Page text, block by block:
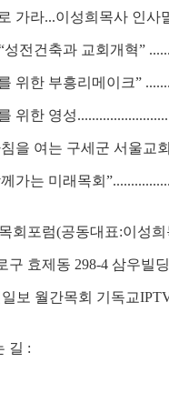
가라...이성희목사 인사
성전건축과 교회개혁”
위한 부흥리메이크”
위한 영성
을 여는 구세군 서울교
가는 미래목회
회포럼(공동대표:이성
구 효제동 298-4 삼우빌
보 월간목회 기독교
길 :